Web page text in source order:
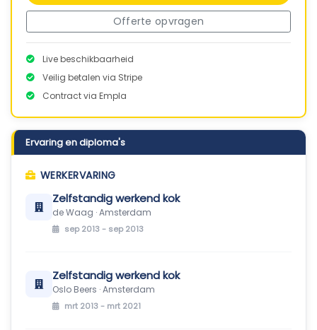
Offerte opvragen
Live beschikbaarheid
Veilig betalen via Stripe
Contract via Empla
Ervaring en diploma's
WERKERVARING
Zelfstandig werkend kok
de Waag · Amsterdam
sep 2013 - sep 2013
Zelfstandig werkend kok
Oslo Beers · Amsterdam
mrt 2013 - mrt 2021